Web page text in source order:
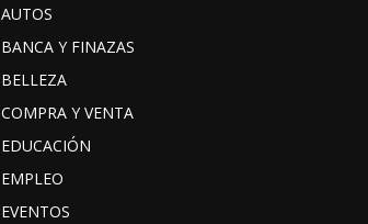
AUTOS
BANCA Y FINAZAS
BELLEZA
COMPRA Y VENTA
EDUCACIÓN
EMPLEO
EVENTOS